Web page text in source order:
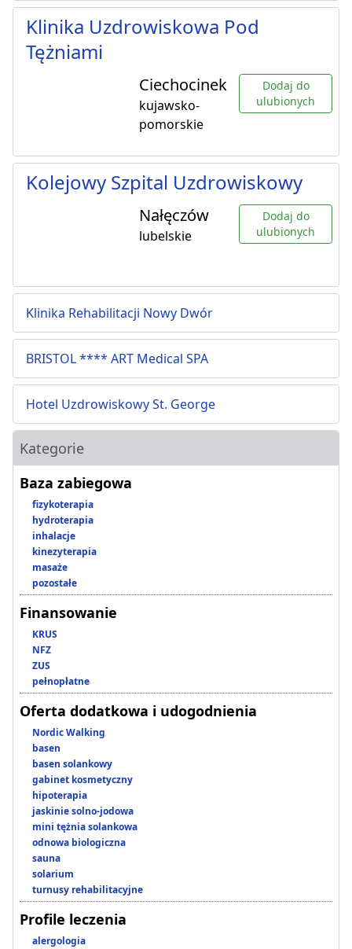
Klinika Uzdrowiskowa Pod
Tężniami
Ciechocinek
kujawsko-
pomorskie
Dodaj do
ulubionych
Kolejowy Szpital Uzdrowiskowy
Nałęczów
lubelskie
Dodaj do
ulubionych
Klinika Rehabilitacji Nowy Dwór
BRISTOL **** ART Medical SPA
Hotel Uzdrowiskowy St. George
Kategorie
Baza zabiegowa
fizykoterapia
hydroterapia
inhalacje
kinezyterapia
masaże
pozostałe
Finansowanie
KRUS
NFZ
ZUS
pełnopłatne
Oferta dodatkowa i udogodnienia
Nordic Walking
basen
basen solankowy
gabinet kosmetyczny
hipoterapia
jaskinie solno-jodowa
mini tężnia solankowa
odnowa biologiczna
sauna
solarium
turnusy rehabilitacyjne
Profile leczenia
alergologia